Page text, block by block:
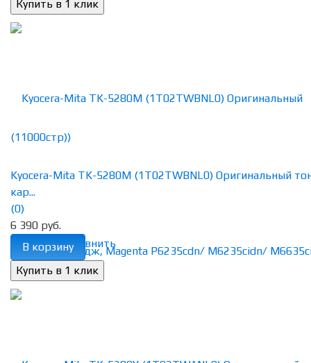
избранное сравнить
Kyocera-Mita TK-5280M (1T02TWBNL0) Оригинальный
кар...
(0)
6 390 руб.
В корзину